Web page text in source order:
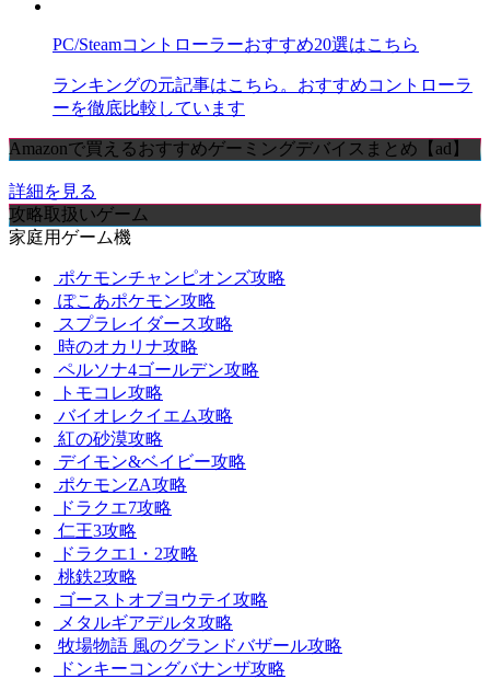
PC/Steamコントローラーおすすめ20選はこちら
ランキングの元記事はこちら。おすすめコントローラ
ーを徹底比較しています
Amazonで買えるおすすめゲーミングデバイスまとめ【ad】
詳細を見る
攻略取扱いゲーム
家庭用ゲーム機
ポケモンチャンピオンズ攻略
ぽこあポケモン攻略
スプラレイダース攻略
時のオカリナ攻略
ペルソナ4ゴールデン攻略
トモコレ攻略
バイオレクイエム攻略
紅の砂漠攻略
デイモン&ベイビー攻略
ポケモンZA攻略
ドラクエ7攻略
仁王3攻略
ドラクエ1・2攻略
桃鉄2攻略
ゴーストオブヨウテイ攻略
メタルギアデルタ攻略
牧場物語 風のグランドバザール攻略
ドンキーコングバナンザ攻略